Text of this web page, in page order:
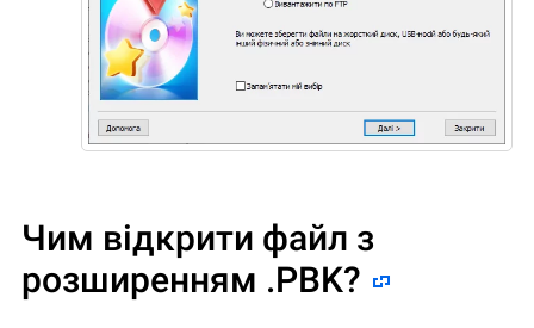
Чим відкрити файл з
розширенням .PBK?